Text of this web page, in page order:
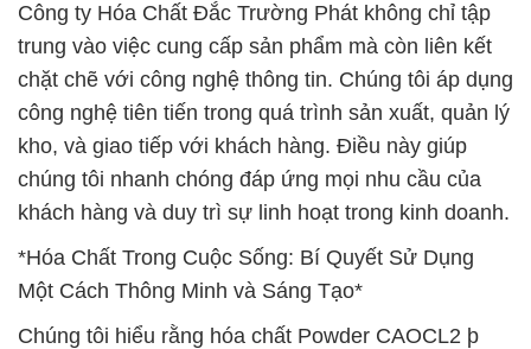
Công ty Hóa Chất Đắc Trường Phát không chỉ tập
trung vào việc cung cấp sản phẩm mà còn liên kết
chặt chẽ với công nghệ thông tin. Chúng tôi áp dụng
công nghệ tiên tiến trong quá trình sản xuất, quản lý
kho, và giao tiếp với khách hàng. Điều này giúp
chúng tôi nhanh chóng đáp ứng mọi nhu cầu của
khách hàng và duy trì sự linh hoạt trong kinh doanh.
*Hóa Chất Trong Cuộc Sống: Bí Quyết Sử Dụng
Một Cách Thông Minh và Sáng Tạo*
Chúng tôi hiểu rằng hóa chất Powder CAOCL2 þ